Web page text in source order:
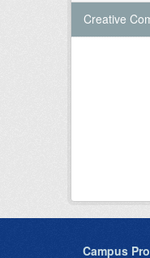
Creative
Campus